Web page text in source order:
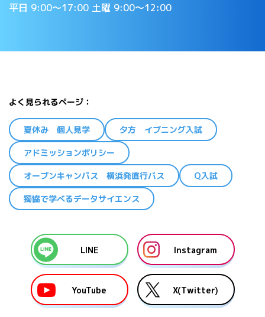
平日 9:00〜17:00 土曜 9:00〜12:00
よく見られるページ
夏休み 個人見学 夕方 イブニング入試
アドミッションポリシー
オープンキャンパス 横浜発直行バス Q入試
獨協で学べるデータサイエンス
LINE Instagram
YouTube X(Twitter)